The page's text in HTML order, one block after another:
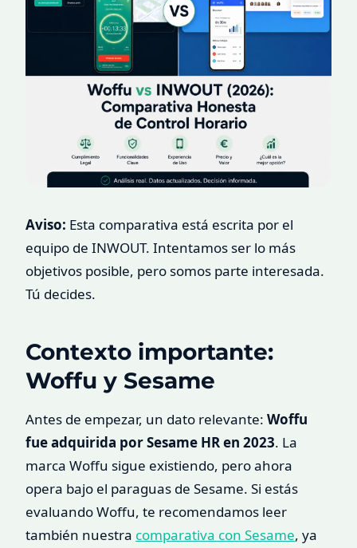
Aviso: Esta comparativa está escrita por el
equipo de INWOUT. Intentamos ser lo más
objetivos posible, pero somos parte interesada.
Tú decides.
Contexto importante:
Woffu y Sesame
Antes de empezar, un dato relevante: Woffu
fue adquirida por Sesame HR en 2023. La
marca Woffu sigue existiendo, pero ahora
opera bajo el paraguas de Sesame. Si estás
evaluando Woffu, te recomendamos leer
también nuestra comparativa con Sesame, ya